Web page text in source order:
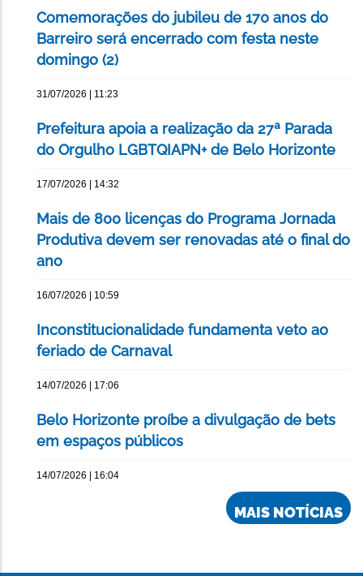
Comemorações do jubileu de 170 anos do
Barreiro será encerrado com festa neste
domingo (2)
31/07/2026 | 11:23
Prefeitura apoia a realização da 27ª Parada
do Orgulho LGBTQIAPN+ de Belo Horizonte
17/07/2026 | 14:32
Mais de 800 licenças do Programa Jornada
Produtiva devem ser renovadas até o final do
ano
16/07/2026 | 10:59
Inconstitucionalidade fundamenta veto ao
feriado de Carnaval
14/07/2026 | 17:06
Belo Horizonte proíbe a divulgação de bets
em espaços públicos
14/07/2026 | 16:04
MAIS NOTÍCIAS